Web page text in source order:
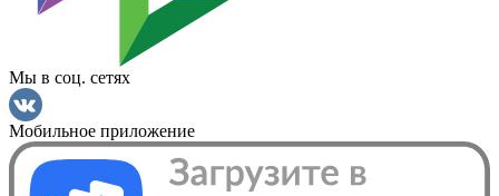
Мы в соц. сетях
Мобильное приложение